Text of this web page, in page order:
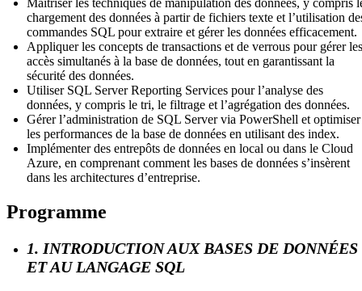
chargement des données à partir de fichiers texte et l’utilisation
commandes SQL pour extraire et gérer les données efficacement.
Appliquer les concepts de transactions et de verrous pour gérer les
accès simultanés à la base de données, tout en garantissant la
sécurité des données.
Utiliser SQL Server Reporting Services pour l’analyse des
données, y compris le tri, le filtrage et l’agrégation des données.
Gérer l’administration de SQL Server via PowerShell et optimiser
les performances de la base de données en utilisant des index.
Implémenter des entrepôts de données en local ou dans le Cloud
Azure, en comprenant comment les bases de données s’insèrent
dans les architectures d’entreprise.
Programme
1. INTRODUCTION AUX BASES DE DONNÉES
ET AU LANGAGE SQL